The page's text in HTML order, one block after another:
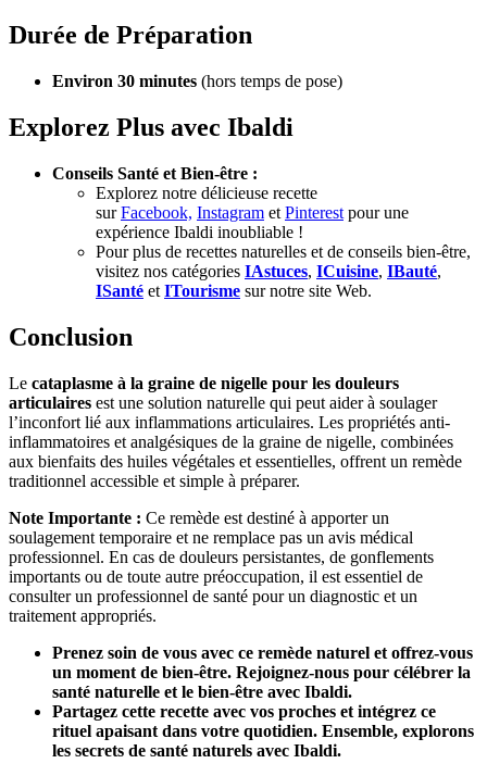
Durée de Préparation
Environ 30 minutes (hors temps de pose)
Explorez Plus avec Ibaldi
Conseils Santé et Bien-être :
Explorez notre délicieuse recette
surFacebook, Instagram et Pinterest pour une
expérience Ibaldi inoubliable !
Pour plus de recettes naturelles et de conseils bien-être,
visitez nos catégories IAstuces, ICuisine, IBauté,
ISanté et ITourisme sur notre site Web.
Conclusion
Le cataplasme à la graine de nigelle pour les douleurs
articulaires est une solution naturelle qui peut aider à soulager
l’inconfort lié aux inflammations articulaires. Les propriétés anti-
inflammatoires et analgésiques de la graine de nigelle, combinées
aux bienfaits des huiles végétales et essentielles, offrent un remède
traditionnel accessible et simple à préparer.
Note Importante : Ce remède est destiné à apporter un
soulagement temporaire et ne remplace pas un avis médical
professionnel. En cas de douleurs persistantes, de gonflements
importants ou de toute autre préoccupation, il est essentiel de
consulter un professionnel de santé pour un diagnostic et un
traitement appropriés.
Prenez soin de vous avec ce remède naturel et offrez-vous
un moment de bien-être. Rejoignez-nous pour célébrer la
santé naturelle et le bien-être avec Ibaldi.
Partagez cette recette avec vos proches et intégrez ce
rituel apaisant dans votre quotidien. Ensemble, explorons
les secrets de santé naturels avec Ibaldi.